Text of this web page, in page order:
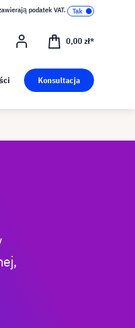
podatek VAT.
0,00 zł*
Konsultacja